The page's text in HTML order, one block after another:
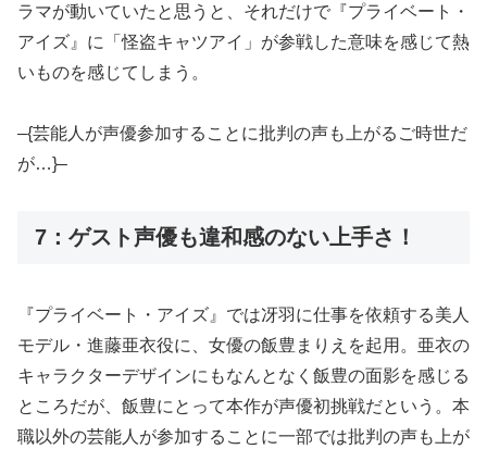
ラマが動いていたと思うと、それだけで『プライベート・
アイズ』に「怪盗キャツアイ」が参戦した意味を感じて熱
いものを感じてしまう。
–{芸能人が声優参加することに批判の声も上がるご時世だ
が…}–
7：ゲスト声優も違和感のない上手さ！
『プライベート・アイズ』では冴羽に仕事を依頼する美人
モデル・進藤亜衣役に、女優の飯豊まりえを起用。亜衣の
キャラクターデザインにもなんとなく飯豊の面影を感じる
ところだが、飯豊にとって本作が声優初挑戦だという。本
職以外の芸能人が参加することに一部では批判の声も上が